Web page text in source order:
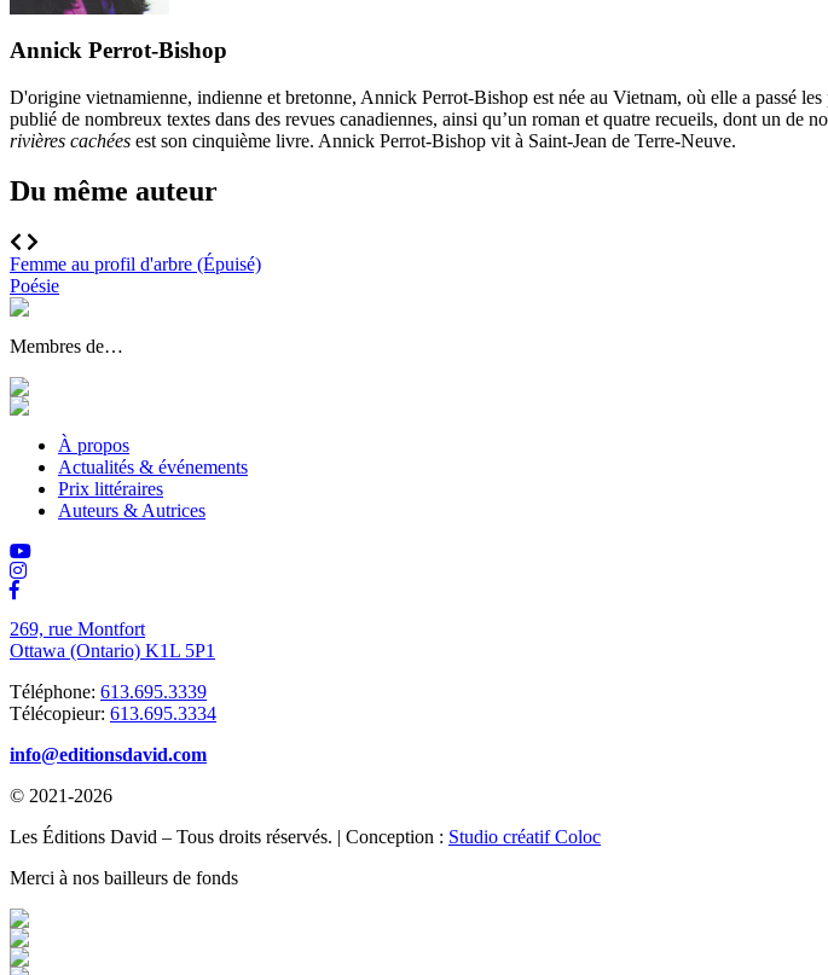
Annick Perrot-Bishop
D'origine vietnamienne, indienne et bretonne, Annick Perrot-Bishop est née au Vietnam, où elle a passé
publié de nombreux textes dans des revues canadiennes, ainsi qu’un roman et quatre recueils, dont un de
rivières cachées est son cinquième livre. Annick Perrot-Bishop vit à Saint-Jean de Terre-Neuve.
Du même auteur
Femme au profil d'arbre (Épuisé)
Poésie
Membres de…
À propos
Actualités & événements
Prix littéraires
Auteurs & Autrices
269, rue Montfort
Ottawa (Ontario) K1L 5P1
Téléphone: 613.695.3339
Télécopieur: 613.695.3334
info@editionsdavid.com
© 2021-2026
Les Éditions David – Tous droits réservés. | Conception : Studio créatif Coloc
Merci à nos bailleurs de fonds